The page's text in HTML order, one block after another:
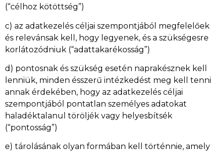
(“célhoz kötöttség”)
c) az adatkezelés céljai szempontjából megfelelőek
és relevánsak kell, hogy legyenek, és a szükségesre
korlátozódniuk (“adattakarékosság”)
d) pontosnak és szükség esetén naprakésznek kell
lenniük, minden ésszerű intézkedést meg kell tenni
annak érdekében, hogy az adatkezelés céljai
szempontjából pontatlan személyes adatokat
haladéktalanul töröljék vagy helyesbítsék
(“pontosság”)
e) tárolásának olyan formában kell történnie, amely